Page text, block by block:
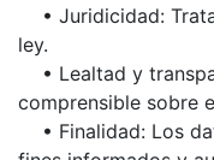
• Juridicidad:
ley.
• Lealtad y
comprensible sobre
• Finalidad: Los